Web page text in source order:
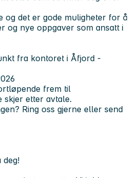
og det er gode muligheter for å
og nye oppgaver som ansatt i
fra kontoret i Åfjord -
frem til
skjer etter avtale.
Ring oss gjerne eller send
deg!